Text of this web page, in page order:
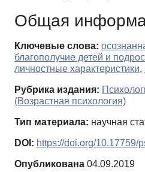
Общая
Ключевые слова:
благополучие детей и
личностные характеристики,
Рубрика издания:
(Возрастная психология)
Тип материала: научная
DOI: https://doi.org/10.17759/
Опубликована 04.09.2019